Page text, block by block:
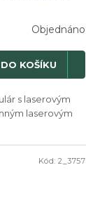
R
M
Objednáno
DO KOŠÍKU
s laserovým
laserovým
Kód:2_3757